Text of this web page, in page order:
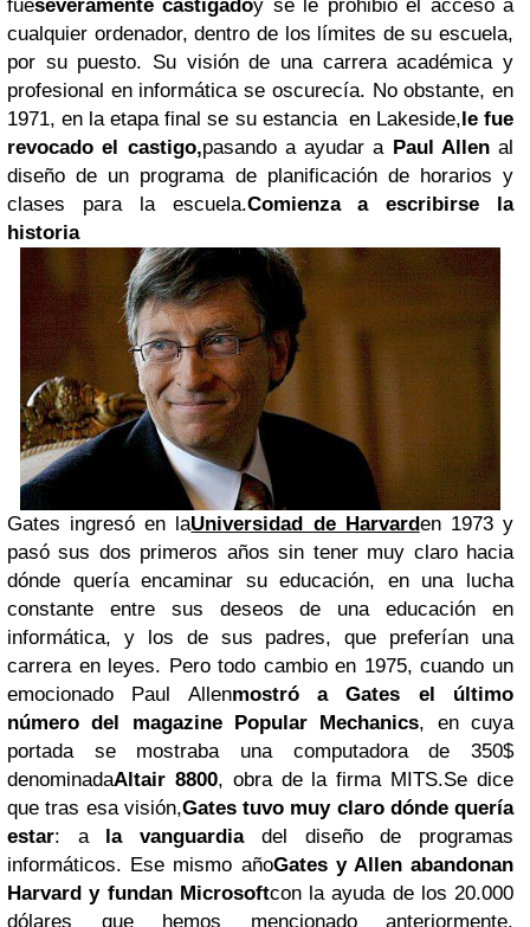
fueseveramente castigadoy se le prohibió el acceso a
cualquier ordenador, dentro de los límites de su escuela,
por su puesto. Su visión de una carrera académica y
profesional en informática se oscurecía. No obstante, en
1971, en la etapa final se su estancia en Lakeside,le fue
revocado el castigo,pasando a ayudar a Paul Allenal
diseño de un programa de planificación de horarios y
clases para la escuela.Comienza a escribirse la
historia
Gates ingresó en laUniversidad de Harvarden 1973 y
pasó sus dos primeros años sin tener muy claro hacia
dónde quería encaminar su educación, en una lucha
constante entre sus deseos de una educación en
informática, y los de sus padres, que preferían una
carrera en leyes. Pero todo cambio en 1975, cuando un
emocionado Paul Allenmostró a Gates el último
número del magazine Popular Mechanics, en cuya
portada se mostraba una computadora de 350$
denominadaAltair 8800, obra de la firma MITS.Se dice
que tras esa visión,Gates tuvo muy claro dónde quería
estar: a la vanguardiadel diseño de programas
informáticos. Ese mismo añoGates y Allen abandonan
Harvard y fundan Microsoftcon la ayuda de los 20.000
dólares que hemos mencionado anteriormente,